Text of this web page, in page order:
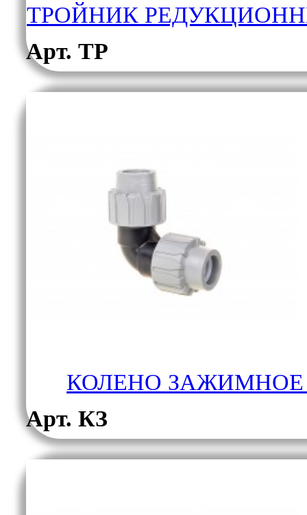
ТРОЙНИК
Арт. ТР
КОЛЕНО ЗАЖИМНОЕ
Арт. КЗ